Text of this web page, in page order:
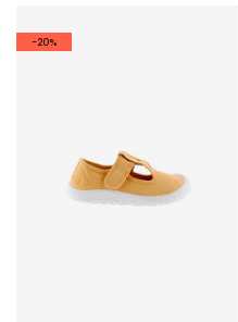
-20%